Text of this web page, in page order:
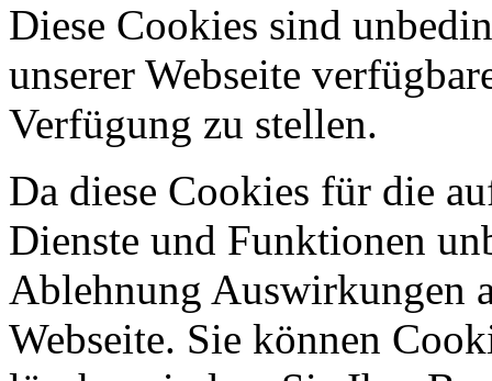
Diese Cookies sind
unserer Webseite
Verfügung zu stellen.
Da diese Cookies für die
Dienste und Funktionen
Ablehnung Auswirkungen
Webseite. Sie können